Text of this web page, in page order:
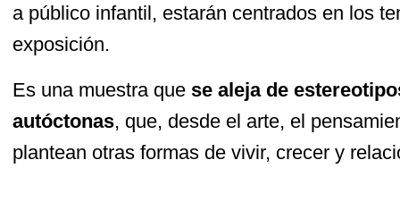
a público infantil, estarán centrados en los
exposición.
Es una muestra que se aleja de
autóctonas, que, desde el arte, el
plantean otras formas de vivir, crecer y